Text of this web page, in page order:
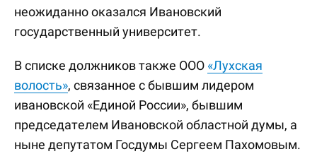
неожиданно оказался Ивановский
государственный университет.
В списке должников также ООО «Лухская
волость», связанное с бывшим лидером
ивановской «Единой России», бывшим
председателем Ивановской областной думы, а
ныне депутатом Госдумы Сергеем Пахомовым.